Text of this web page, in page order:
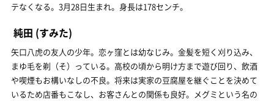
テなくなる。3月28日生まれ。身長は178センチ。
純田 (すみた)
矢口八虎の友人の少年。恋ヶ窪とは幼なじみ。金髪を短く刈り込み、
まゆ毛を剃（そ）っている。高校の頃から明け方まで遊び回り、飲酒
や喫煙もお構いなしの不良。将来は実家の豆腐屋を継ぐことを決めて
いるため店番もこなし、お客さんとの関係も良好。メグミという名の